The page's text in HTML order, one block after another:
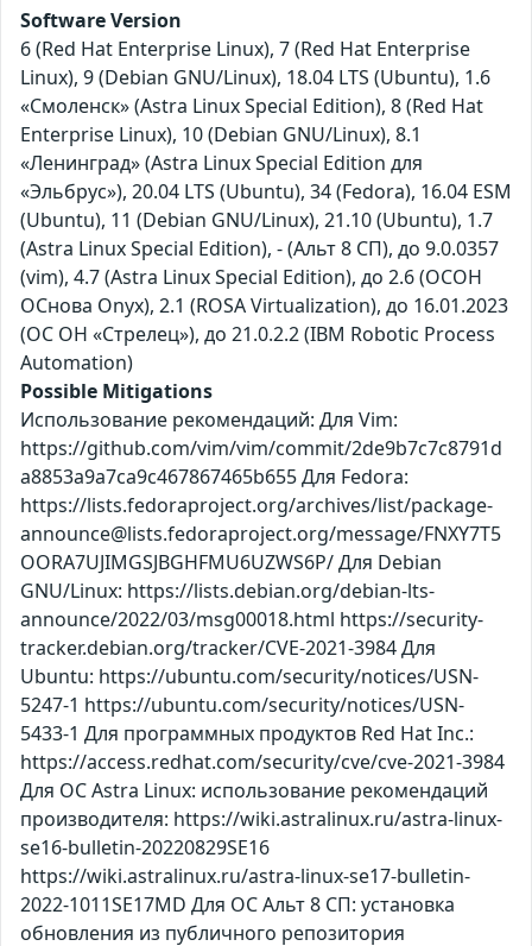
Software Version
6 (Red Hat Enterprise Linux), 7 (Red Hat Enterprise
Linux), 9 (Debian GNU/Linux), 18.04 LTS (Ubuntu), 1.6
«Смоленск» (Astra Linux Special Edition), 8 (Red Hat
Enterprise Linux), 10 (Debian GNU/Linux), 8.1
«Ленинград» (Astra Linux Special Edition для
«Эльбрус»), 20.04 LTS (Ubuntu), 34 (Fedora), 16.04 ESM
(Ubuntu), 11 (Debian GNU/Linux), 21.10 (Ubuntu), 1.7
(Astra Linux Special Edition), - (Альт 8 СП), до 9.0.0357
(vim), 4.7 (Astra Linux Special Edition), до 2.6 (ОСОН
ОСнова Оnyx), 2.1 (ROSA Virtualization), до 16.01.2023
(ОС ОН «Стрелец»), до 21.0.2.2 (IBM Robotic Process
Automation)
Possible Mitigations
Использование рекомендаций: Для Vim:
https://github.com/vim/vim/commit/2de9b7c7c8791d
a8853a9a7ca9c467867465b655 Для Fedora:
https://lists.fedoraproject.org/archives/list/package-
announce@lists.fedoraproject.org/message/FNXY7T5
OORA7UJIMGSJBGHFMU6UZWS6P/ Для Debian
GNU/Linux: https://lists.debian.org/debian-lts-
announce/2022/03/msg00018.html https://security-
tracker.debian.org/tracker/CVE-2021-3984 Для
Ubuntu: https://ubuntu.com/security/notices/USN-
5247-1 https://ubuntu.com/security/notices/USN-
5433-1 Для программных продуктов Red Hat Inc.:
https://access.redhat.com/security/cve/cve-2021-3984
Для ОС Astra Linux: использование рекомендаций
производителя: https://wiki.astralinux.ru/astra-linux-
se16-bulletin-20220829SE16
https://wiki.astralinux.ru/astra-linux-se17-bulletin-
2022-1011SE17MD Для ОС Альт 8 СП: установка
обновления из публичного репозитория